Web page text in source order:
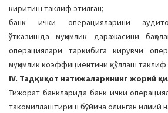
киритиш таклиф этилган;
банк ички операцияларини
ўтказишда муҳимлик даражасини
операциялари таркибига кирувчи
муҳимлик коэффициентини қўллаш таклиф
IV. Тадқиқот натижаларининг жорий
Тижорат банкларида банк ички
такомиллаштириш бўйичa олинган илмий